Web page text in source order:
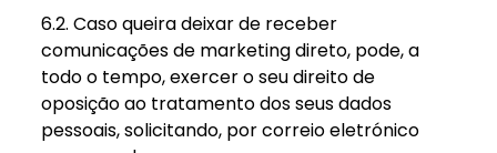
6.2. Caso queira deixar de receber
comunicações de marketing direto, pode, a
todo o tempo, exercer o seu direito de
oposição ao tratamento dos seus dados
pessoais, solicitando, por correio eletrónico